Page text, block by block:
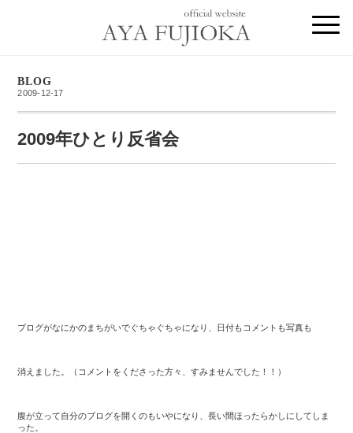
BLOG
2009-12-17
2009年ひとり反省会
ブログがなにかのまちがいでぐちゃぐちゃになり、日付もコメントも写真も
消えました。（コメントをくださった方々、すみませんでした！！）
腹が立って自分のブログを開くのもいやになり、長い間ほったらかしにしてしま
った。